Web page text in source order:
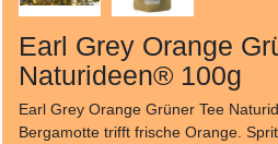
Earl Grey Orange
Naturideen® 100g
Earl Grey Orange Grüner Tee
Bergamotte trifft frische Orange.